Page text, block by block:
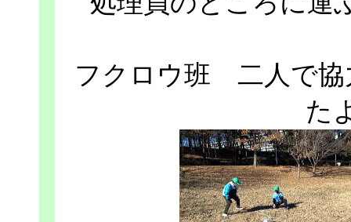
フクロウ班 二人で協
た